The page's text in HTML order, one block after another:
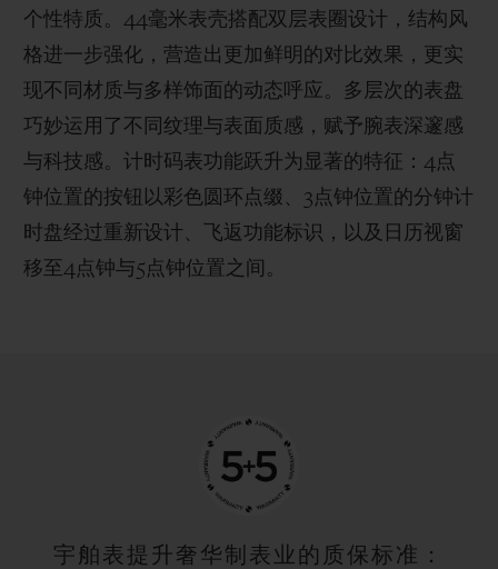
个性特质。44毫米表壳搭配双层表圈设计，结构风
格进一步强化，营造出更加鲜明的对比效果，更实
现不同材质与多样饰面的动态呼应。多层次的表盘
巧妙运用了不同纹理与表面质感，赋予腕表深邃感
与科技感。计时码表功能跃升为显著的特征：4点
钟位置的按钮以彩色圆环点缀、3点钟位置的分钟计
时盘经过重新设计、飞返功能标识，以及日历视窗
移至4点钟与5点钟位置之间。
宇舶表提升奢华制表业的质保标准：